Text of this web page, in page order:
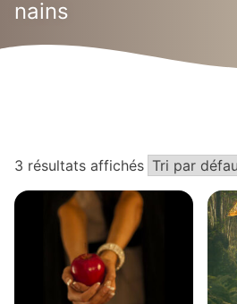
nains
3 résultats affichés